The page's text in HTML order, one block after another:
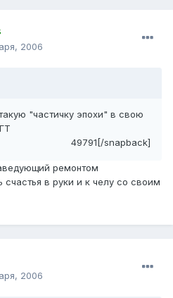
2006
"частичку эпохи" в свою
49791[/snapback]
ремонтом
счастья в руки и к челу со своим
2006